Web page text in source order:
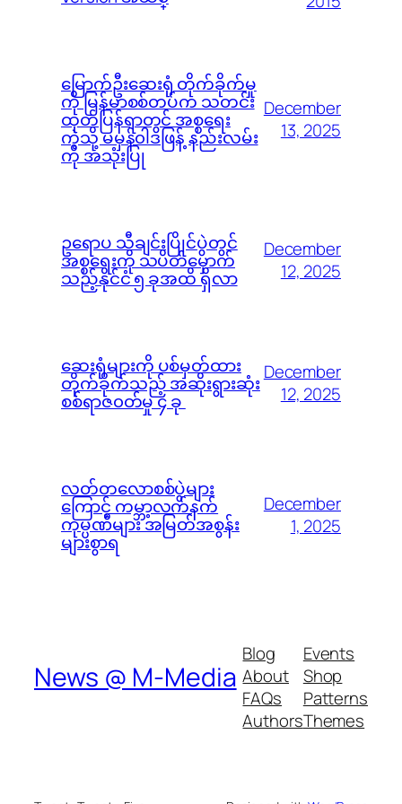
မြောက်ဦးဆေးရုံ တိုက်ခိုက်မှု
ကို မြန်မာစစ်တပ်က သတင်း
ထုတ်ပြန်ရာတွင် အစ္စရေး
ကဲ့သို့ မမှန်၀ါဒဖြန့် နည်းလမ်း
ကို အသုံးပြု
December
13, 2025
ဥရောပ သီချင်းပြိုင်ပွဲတွင်
အစ္စရေးကို သပိတ်မှောက်
သည့်နိုင်ငံ ၅ ခုအထိ ရှိလာ
December
12, 2025
ဆေးရုံများကို ပစ်မှတ်ထား
တိုက်ခိုက်သည့် အဆိုးရွားဆုံး
စစ်ရာဇ၀တ်မှု ၄ ခု
December
12, 2025
လတ်တလောစစ်ပွဲများ
ကြောင့် ကမ္ဘာ့လက်နက်
ကုမ္ပဏီများ အမြတ်အစွန်း
များစွာရ
December
1, 2025
News @ M-Media
Blog
About
FAQs
Authors
Events
Shop
Patterns
Themes